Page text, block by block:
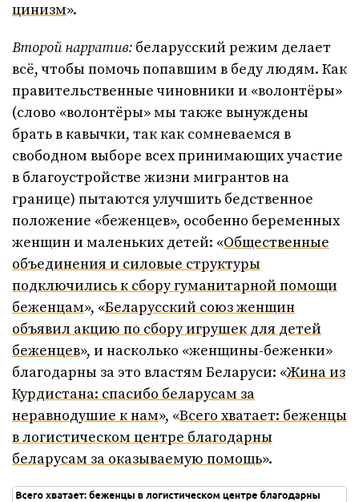
цинизм».
Второй нарратив: беларусский режим делает
всё, чтобы помочь попавшим в беду людям. Как
правительственные чиновники и «волонтёры»
(слово «волонтёры» мы также вынуждены
брать в кавычки, так как сомневаемся в
свободном выборе всех принимающих участие
в благоустройстве жизни мигрантов на
границе) пытаются улучшить бедственное
положение «беженцев», особенно беременных
женщин и маленьких детей: «Общественные
объединения и силовые структуры
подключились к сбору гуманитарной помощи
беженцам», «Беларусский союз женщин
объявил акцию по сбору игрушек для детей
беженцев», и насколько «женщины-беженки»
благодарны за это властям Беларуси: «Жина из
Курдистана: спасибо беларусам за
неравнодушие к нам», «Всего хватает: беженцы
в логистическом центре благодарны
беларусам за оказываемую помощь».